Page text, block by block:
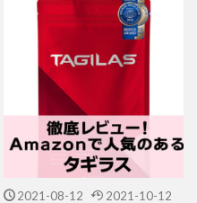
2021-08-12 2021-10-12